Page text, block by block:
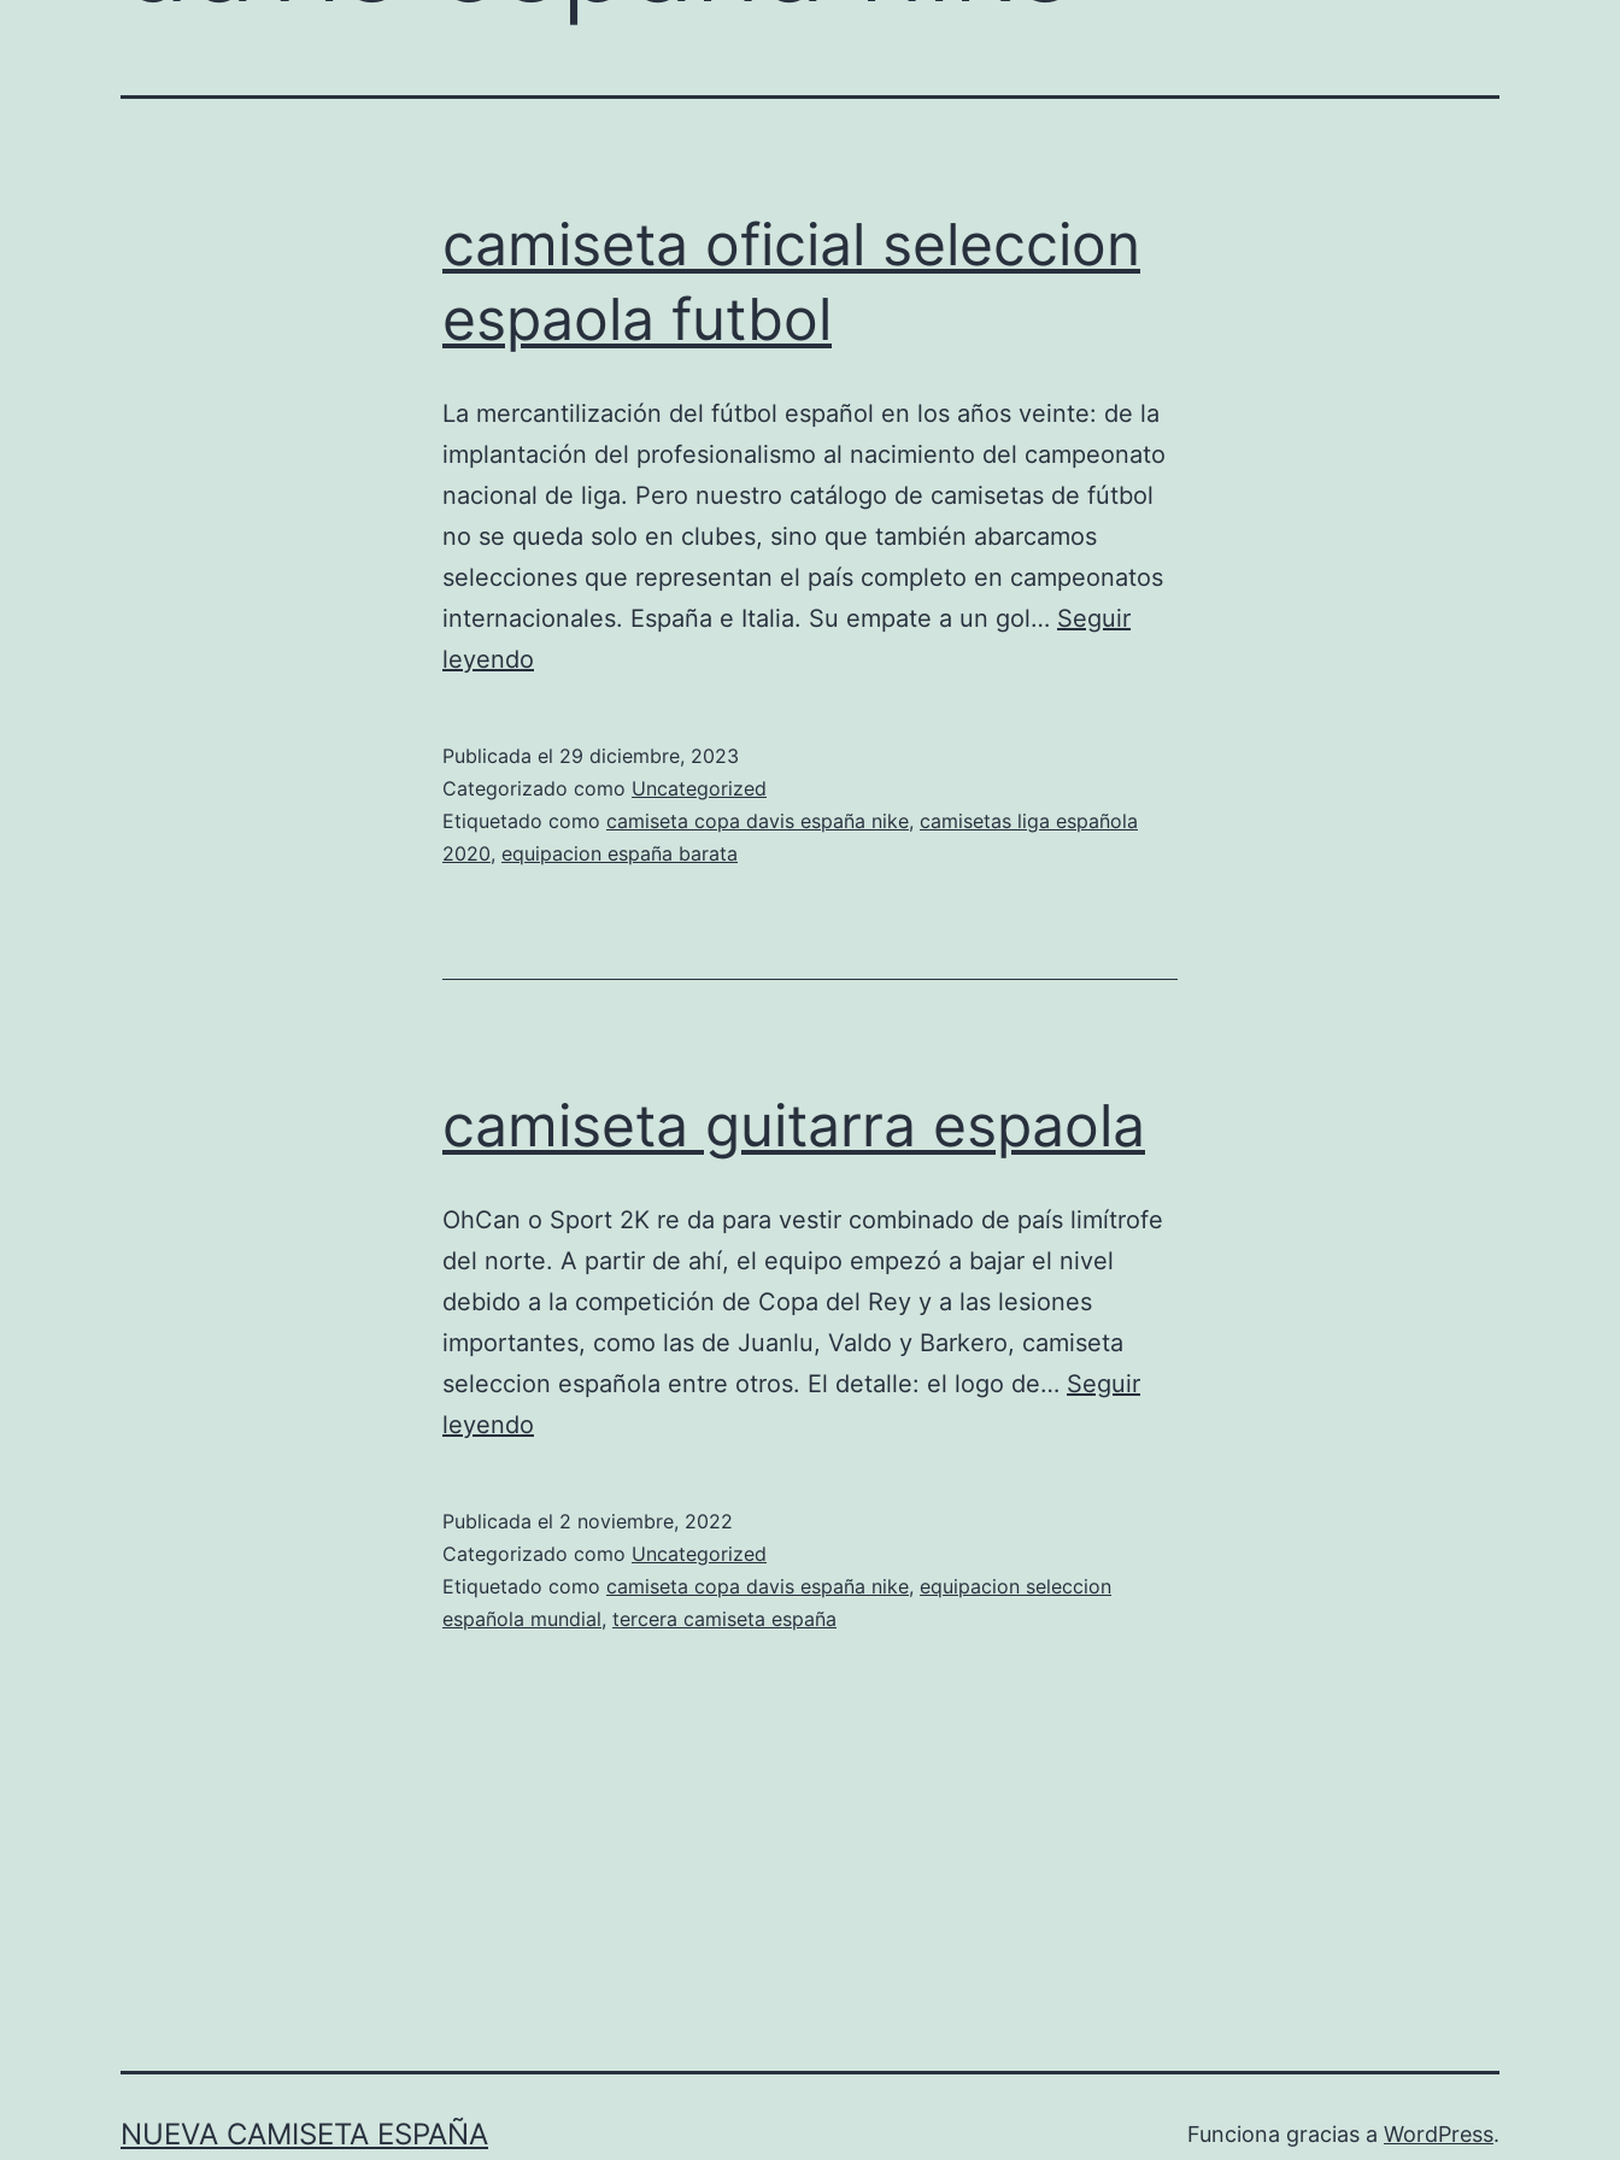
camiseta oficial seleccion
espaola futbol
La mercantilización del fútbol español en los años veinte: de la
implantación del profesionalismo al nacimiento del campeonato
nacional de liga. Pero nuestro catálogo de camisetas de fútbol
no se queda solo en clubes, sino que también abarcamos
selecciones que representan el país completo en campeonatos
internacionales. España e Italia. Su empate a un gol… Seguir
leyendo
espaola
futbol
Publicada el 29 diciembre, 2023
Categorizado como Uncategorized
Etiquetado como camiseta copa davis españa nike, camisetas liga española
2020, equipacion españa barata
camiseta guitarra espaola
OhCan o Sport 2K re da para vestir combinado de país limítrofe
del norte. A partir de ahí, el equipo empezó a bajar el nivel
debido a la competición de Copa del Rey y a las lesiones
importantes, como las de Juanlu, Valdo y Barkero, camiseta
seleccion española entre otros. El detalle: el logo de… Seguir
leyendo
Publicada el 2 noviembre, 2022
Categorizado como Uncategorized
Etiquetado como camiseta copa davis españa nike, equipacion seleccion
española mundial, tercera camiseta españa
NUEVA CAMISETA ESPAÑA Funciona gracias a WordPress.